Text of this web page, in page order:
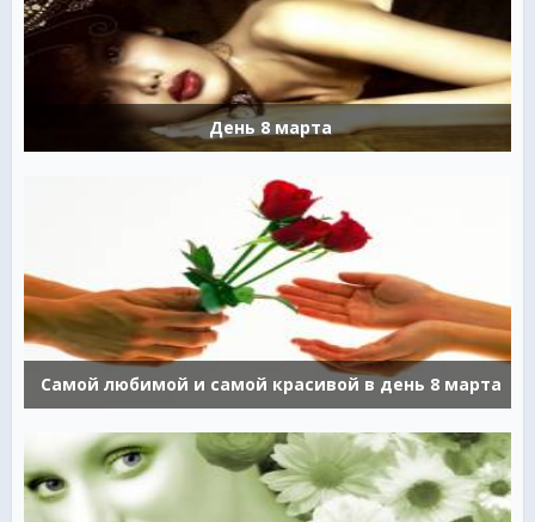
День 8 марта
Самой любимой и самой красивой в день 8 марта